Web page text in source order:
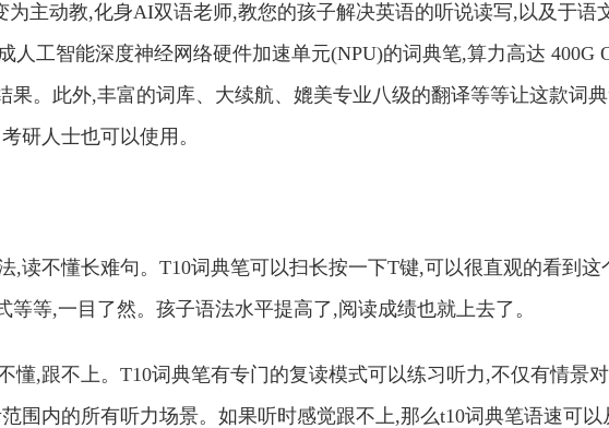
为主动教,化身AI双语老师,教您的孩子解决英语的听说读写,以及于语
人工智能深度神经网络硬件加速单元(NPU)的词典笔,算力高达 400G
果。此外,丰富的词库、大续航、媲美专业八级的翻译等等让这款词
研人士也可以使用。
,读不懂长难句。T10词典笔可以扫长按一下T键,可以很直观的看到这
等等,一目了然。孩子语法水平提高了,阅读成绩也就上去了。
懂,跟不上。T10词典笔有专门的复读模式可以练习听力,不仅有情景
围内的所有听力场景。如果听时感觉跟不上,那么t10词典笔语速可以